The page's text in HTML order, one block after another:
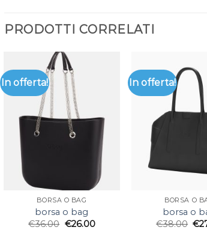
PRODOTTI CORRELATI
In offerta!
BORSA O BAG
borsa o bag
€36.00 €26.00
In offerta!
BORSA O
borsa o
€38.00 €